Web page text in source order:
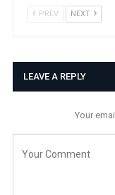
PREV NEXT
LEAVE A REPLY
Your